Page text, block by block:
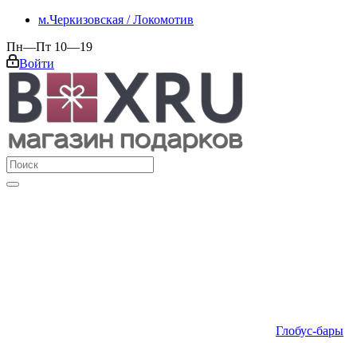
м.Черкизовская / Локомотив
Пн—Пт 10—19
Войти
Глобус-бары